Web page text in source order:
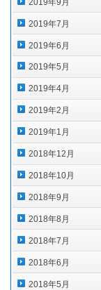
2019年7月
2019年6月
2019年5月
2019年4月
2019年2月
2019年1月
2018年12月
2018年10月
2018年9月
2018年8月
2018年7月
2018年6月
2018年5月